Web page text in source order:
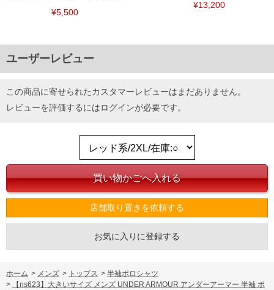
¥5,500
¥13,200
ユーザーレビュー
この商品に寄せられたカスタマーレビューはまだありません。
レビューを評価するにはログインが必要です。
店舗取り置きを依頼する
お気に入りに登録する
ホーム > メンズ > トップス > 半袖ポロシャツ
>
【ns623】大きいサイズ メンズ UNDER ARMOUR アンダーアーマー 半袖 ポ